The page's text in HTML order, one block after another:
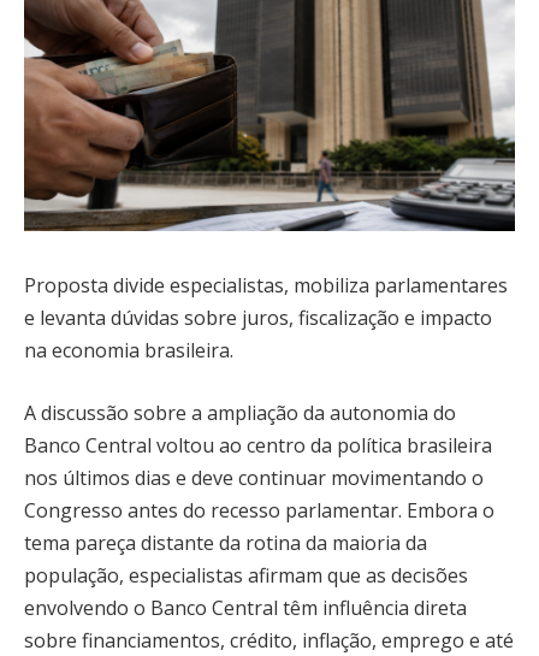
Proposta divide especialistas, mobiliza parlamentares
e levanta dúvidas sobre juros, fiscalização e impacto
na economia brasileira.
A discussão sobre a ampliação da autonomia do
Banco Central voltou ao centro da política brasileira
nos últimos dias e deve continuar movimentando o
Congresso antes do recesso parlamentar. Embora o
tema pareça distante da rotina da maioria da
população, especialistas afirmam que as decisões
envolvendo o Banco Central têm influência direta
sobre financiamentos, crédito, inflação, emprego e até